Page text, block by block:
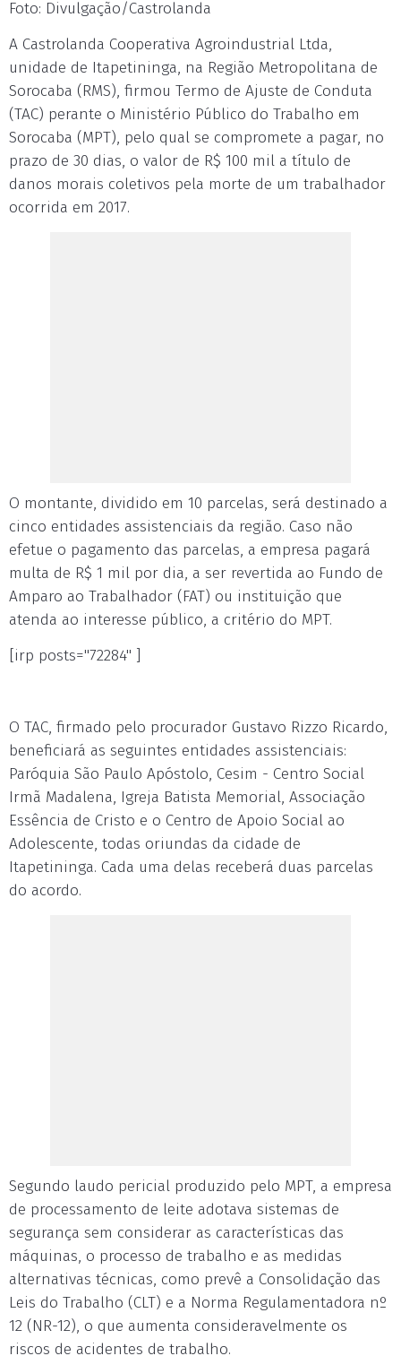
Foto: Divulgação/Castrolanda
A Castrolanda Cooperativa Agroindustrial Ltda,
unidade de Itapetininga, na Região Metropolitana de
Sorocaba (RMS), firmou Termo de Ajuste de Conduta
(TAC) perante o Ministério Público do Trabalho em
Sorocaba (MPT), pelo qual se compromete a pagar, no
prazo de 30 dias, o valor de R$ 100 mil a título de
danos morais coletivos pela morte de um trabalhador
ocorrida em 2017.
O montante, dividido em 10 parcelas, será destinado a
cinco entidades assistenciais da região. Caso não
efetue o pagamento das parcelas, a empresa pagará
multa de R$ 1 mil por dia, a ser revertida ao Fundo de
Amparo ao Trabalhador (FAT) ou instituição que
atenda ao interesse público, a critério do MPT.
[irp posts="72284" ]
O TAC, firmado pelo procurador Gustavo Rizzo Ricardo,
beneficiará as seguintes entidades assistenciais:
Paróquia São Paulo Apóstolo, Cesim - Centro Social
Irmã Madalena, Igreja Batista Memorial, Associação
Essência de Cristo e o Centro de Apoio Social ao
Adolescente, todas oriundas da cidade de
Itapetininga. Cada uma delas receberá duas parcelas
do acordo.
Segundo laudo pericial produzido pelo MPT, a empresa
de processamento de leite adotava sistemas de
segurança sem considerar as características das
máquinas, o processo de trabalho e as medidas
alternativas técnicas, como prevê a Consolidação das
Leis do Trabalho (CLT) e a Norma Regulamentadora nº
12 (NR-12), o que aumenta consideravelmente os
riscos de acidentes de trabalho.